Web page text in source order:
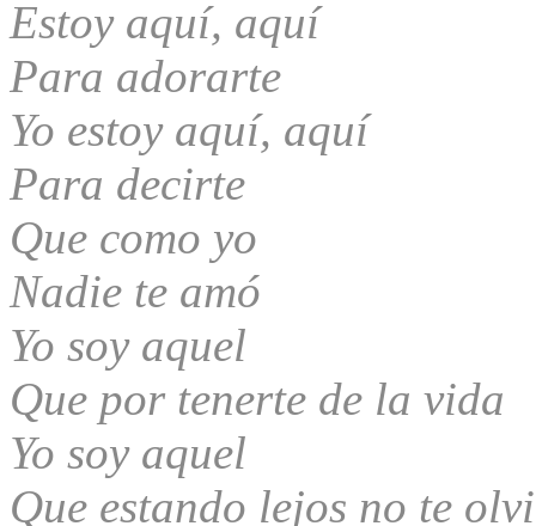
Estoy aquí, aquí
Para adorarte
Yo estoy aquí, aquí
Para decirte
Que como yo
Nadie te amó
Yo soy aquel
Que por tenerte de la vida
Yo soy aquel
Que estando lejos no te